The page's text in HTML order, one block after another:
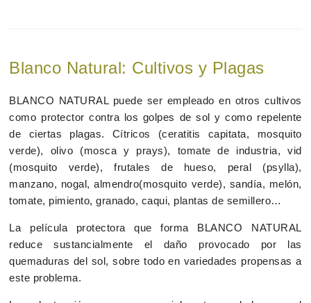
Blanco Natural: Cultivos y Plagas
BLANCO NATURAL puede ser empleado en otros cultivos
como protector contra los golpes de sol y como repelente
de ciertas plagas. Cítricos (ceratitis capitata, mosquito
verde), olivo (mosca y prays), tomate de industria, vid
(mosquito verde), frutales de hueso, peral (psylla),
manzano, nogal, almendro(mosquito verde), sandía, melón,
tomate, pimiento, granado, caqui, plantas de semillero…
La película protectora que forma BLANCO NATURAL
reduce sustancialmente el daño provocado por las
quemaduras del sol, sobre todo en variedades propensas a
este problema.